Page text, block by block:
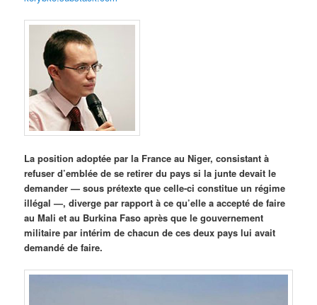
La position adoptée par la France au Niger, consistant à
refuser d’emblée de se retirer du pays si la junte devait le
demander — sous prétexte que celle-ci constitue un régime
illégal —, diverge par rapport à ce qu’elle a accepté de faire
au Mali et au Burkina Faso après que le gouvernement
militaire par intérim de chacun de ces deux pays lui avait
demandé de faire.